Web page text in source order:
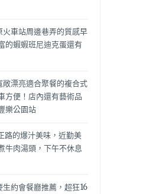
車站周邊巷弄的質感早
的蝦蝦班尼迪克蛋還有
漂亮適合聚餐的複合式
方便！店內還有藝術品
樂公園站
路的爆汁美味，近勤美
牛肉湯頭，下午不休息
約會餐廳推薦，超狂16